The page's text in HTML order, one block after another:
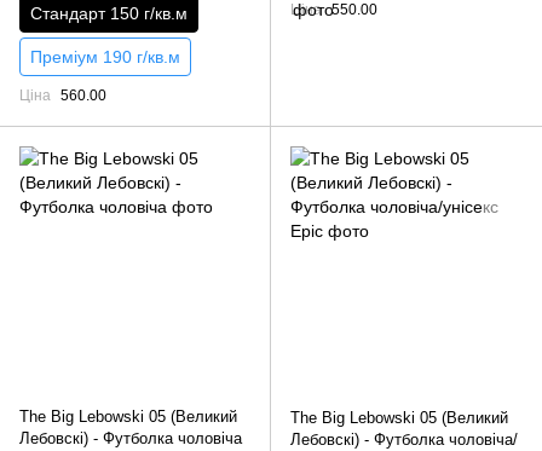
Стандарт 150 г/кв.м
Преміум 190 г/кв.м
Ціна 560.00
Ціна 550.00
The Big Lebowski 05 (Великий
Лебовскі) - Футболка чоловіча
The Big Lebowski 05 (Великий
Лебовскі) - Футболка чоловіча/